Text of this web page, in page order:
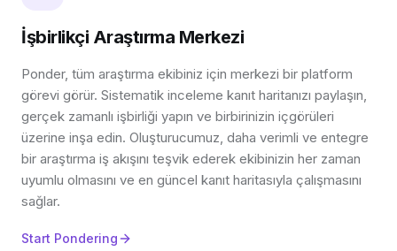
İşbirlikçi Araştırma Merkezi
Ponder, tüm araştırma ekibiniz için merkezi bir platform
görevi görür. Sistematik inceleme kanıt haritanızı paylaşın,
gerçek zamanlı işbirliği yapın ve birbirinizin içgörüleri
üzerine inşa edin. Oluşturucumuz, daha verimli ve entegre
bir araştırma iş akışını teşvik ederek ekibinizin her zaman
uyumlu olmasını ve en güncel kanıt haritasıyla çalışmasını
sağlar.
Start Pondering